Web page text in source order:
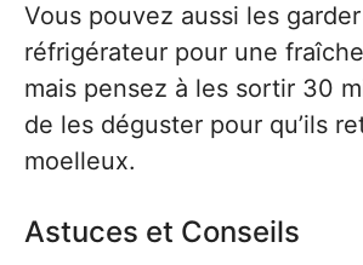
Vous pouvez aussi les
réfrigérateur pour une
mais pensez à les sortir 30
de les déguster pour qu’ils
moelleux.
Astuces et Conseils